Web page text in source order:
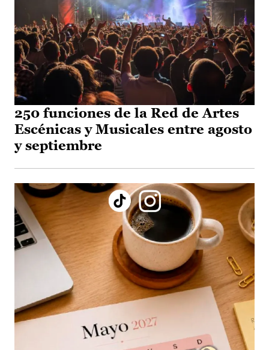
250 funciones de la Red de Artes
Escénicas y Musicales entre agosto
y septiembre